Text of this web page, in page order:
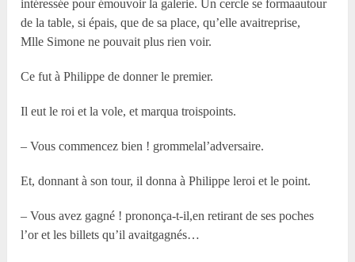
intéressée pour émouvoir la galerie. Un cercle se formaautour
de la table, si épais, que de sa place, qu’elle avaitreprise,
Mlle Simone ne pouvait plus rien voir.
Ce fut à Philippe de donner le premier.
Il eut le roi et la vole, et marqua troispoints.
– Vous commencez bien ! grommelal’adversaire.
Et, donnant à son tour, il donna à Philippe leroi et le point.
– Vous avez gagné ! prononça-t-il,en retirant de ses poches
l’or et les billets qu’il avaitgagnés…